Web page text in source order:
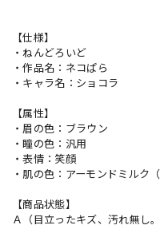
【仕様】
・ねんどろいど
・作品名：ネコぱら
・キャラ名：ショコラ
【属性】
・眉の色：ブラウン
・瞳の色：汎用
・表情：笑顔
・肌の色：アーモンドミルク（
【商品状態】
Ａ（目立ったキズ、汚れ無し